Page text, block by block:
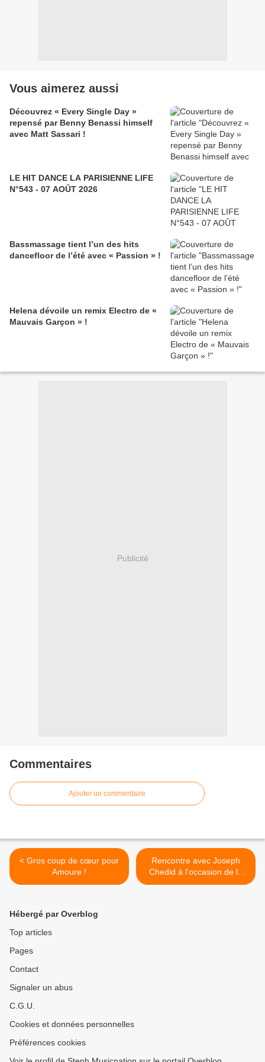
Vous aimerez aussi
Découvrez « Every Single Day »
repensé par Benny Benassi himself
avec Matt Sassari !
LE HIT DANCE LA PARISIENNE LIFE
N°543 - 07 AOÛT 2026
Bassmassage tient l’un des hits
dancefloor de l’été avec « Passion » !
Helena dévoile un remix Electro de «
Mauvais Garçon » !
Publicité
Commentaires
Ajouter un commentaire
< Gros coup de cœur pour
Amoure !
Rencontre avec Joseph
Chedid à l’occasion de la
parution de la seconde
Hébergé par Overblog
Top articles
Pages
Contact
Signaler un abus
C.G.U.
Cookies et données personnelles
Préférences cookies